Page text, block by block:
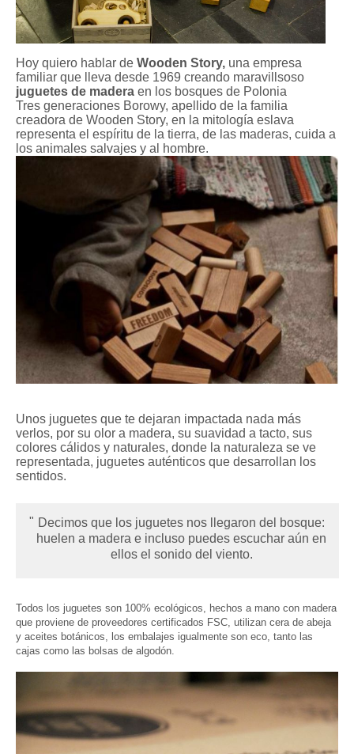
Hoy quiero hablar de Wooden Story, una empresa
familiar que lleva desde 1969 creando maravillsoso
juguetes de madera en los bosques de Polonia
Tres generaciones Borowy, apellido de la familia
creadora de Wooden Story, en la mitología eslava
representa el espíritu de la tierra, de las maderas, cuida a
los animales salvajes y al hombre.
Unos juguetes que te dejaran impactada nada más
verlos, por su olor a madera, su suavidad a tacto, sus
colores cálidos y naturales, donde la naturaleza se ve
representada, juguetes auténticos que desarrollan los
sentidos.
Decimos que los juguetes nos llegaron del bosque:
huelen a madera e incluso puedes escuchar aún en
ellos el sonido del viento.
Todos los juguetes son 100% ecológicos,
hechos a mano con madera
que proviene de proveedores certificados FSC , utilizan cera de abeja
y aceites botánicos, los embalajes igualmente son eco, tanto las
cajas como las bolsas de algodón.